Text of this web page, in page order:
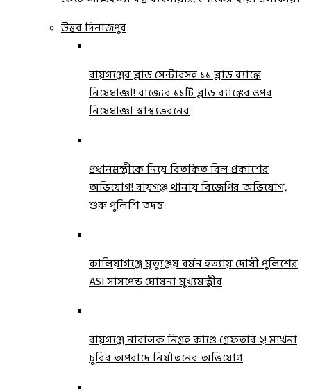
উত্তর দিনাজপুর
রায়গঞ্জের ব্লাড সেন্টারসহ ১১ ব্লাড ব্যাঙ্কে
নিষেধাজ্ঞা! রাজ্যের ১১টি ব্লাড ব্যাঙ্কের ওপর
নিষেধাজ্ঞা স্বাস্থ্যভবনের
প্রধানমন্ত্রীকে নিয়ে বিতর্কিত রিল প্রকাশের
অভিযোগ! রায়গঞ্জ থানায় বিজেপির অভিযোগ,
শুরু পুলিশি তদন্ত
কালিয়াগঞ্জে মৃত্যুঞ্জয় বর্মন হত্যায় দোষী পুলিশের
ASI সাসপেন্ড ঘোষনা মুখ্যমন্ত্রীর
রায়গঞ্জে নাবালক নিগ্রহ কাণ্ডে গ্রেফতার ২! মাখনা
চুরির অপবাদে নির্যাতনের অভিযোগ